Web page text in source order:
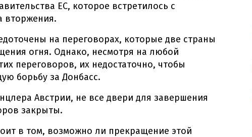
ЕС, которое встретилось с
вторжения.
на переговорах, которые две страны
огня. Однако, несмотря на любой
переговоров, их недостаточно, чтобы
борьбу за Донбасс.
Австрии, не все двери для завершения
закрыты.
в том, возможно ли прекращение этой